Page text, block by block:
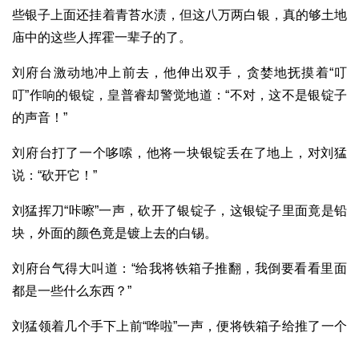
些银子上面还挂着青苔水渍，但这八万两白银，真的够土地
庙中的这些人挥霍一辈子的了。
刘府台激动地冲上前去，他伸出双手，贪婪地抚摸着“叮
叮”作响的银锭，皇普睿却警觉地道：“不对，这不是银锭子
的声音！”
刘府台打了一个哆嗦，他将一块银锭丢在了地上，对刘猛
说：“砍开它！”
刘猛挥刀“咔嚓”一声，砍开了银锭子，这银锭子里面竟是铅
块，外面的颜色竟是镀上去的白锡。
刘府台气得大叫道：“给我将铁箱子推翻，我倒要看看里面
都是一些什么东西？”
刘猛领着几个手下上前“哗啦”一声，便将铁箱子给推了一个